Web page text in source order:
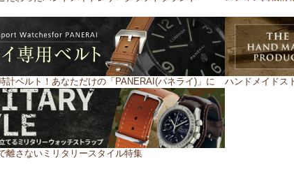
計ベルト！あなただけの「PANERAI(パネライ)」に
離さないミリタリースタイル特集
ハンドメイドス